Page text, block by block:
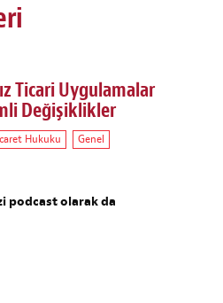
Ticari Uygulamalar
Değişiklikler
Hukuku Genel
olarak da